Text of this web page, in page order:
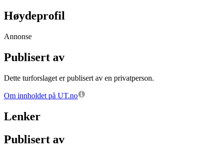
Høydeprofil
Annonse
Publisert av
Dette turforslaget er publisert av en privatperson.
Om innholdet på UT.no
Lenker
Publisert av